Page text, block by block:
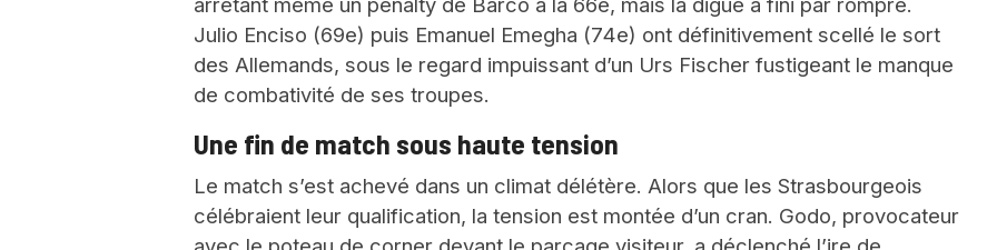
Julio Enciso (69e) puis Emanuel Emegha (74e) ont définitivement scellé le sort
des Allemands, sous le regard impuissant d’un Urs Fischer fustigeant le manque
de combativité de ses troupes.
Une fin de match sous haute tension
Le match s’est achevé dans un climat délétère. Alors que les Strasbourgeois
célébraient leur qualification, la tension est montée d’un cran. Godo, provocateur